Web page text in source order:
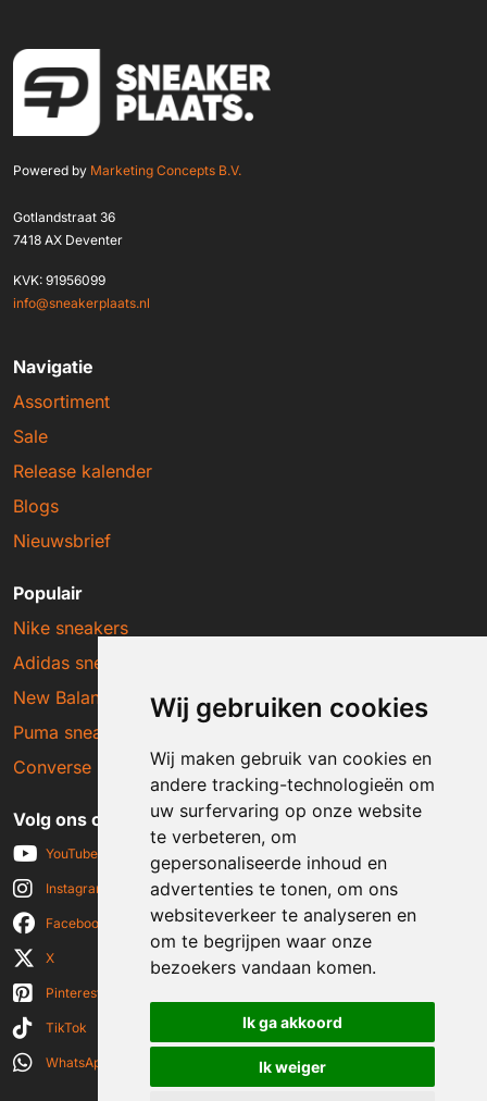
Wij gebruiken cookies
Wij maken gebruik van cookies en
andere tracking-technologieën om
uw surfervaring op onze website
te verbeteren, om
gepersonaliseerde inhoud en
advertenties te tonen, om ons
websiteverkeer te analyseren en
om te begrijpen waar onze
bezoekers vandaan komen.
Ik ga akkoord
Ik weiger
Powered by Marketing Concepts B.V.
Gotlandstraat 36
7418 AX Deventer
KVK: 91956099
info@sneakerplaats.nl
Navigatie
Assortiment
Sale
Release kalender
Blogs
Nieuwsbrief
Populair
Nike sneakers
Adidas sneakers
New Balance sneakers
Puma sneakers
Converse sneakers
Volg ons op social media
YouTube
Instagram
Facebook
X
Pinterest
TikTok
WhatsApp